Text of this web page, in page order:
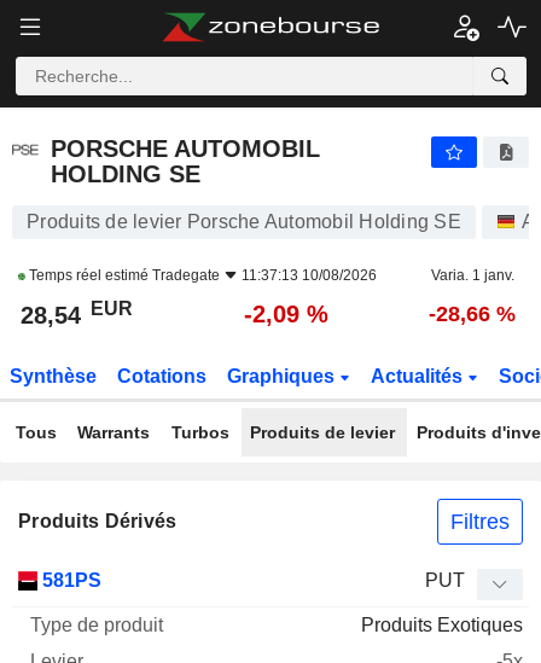
PORSCHE AUTOMOBIL
HOLDING SE
Produits de levier Porsche Automobil Holding SE
Temps réel estimé Tradegate 11:37:13 10/08/2026 Varia. 1 janv.
28,54 EUR -2,09 % -28,66 %
Synthèse Cotations Graphiques Actualités
Tous Warrants Turbos Produits de levier Produits
Produits Dérivés Filtres
Mnemo Type produit
Cours
581PS PUT
Produits Exotiques